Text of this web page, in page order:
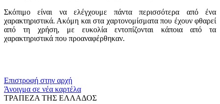
Σκόπιμο είναι να ελέγχουμε πάντα περισσότερα από ένα
χαρακτηριστικά. Ακόμη και στα χαρτονομίσματα που έχουν φθαρεί
από τη χρήση, με ευκολία εντοπίζονται κάποια από τα
χαρακτηριστικά που προαναφέρθηκαν.
Επιστροφή στην αρχή
Άνοιγμα σε νέα καρτέλα
ΤΡΑΠΕΖΑ ΤΗΣ ΕΛΛΑΔΟΣ